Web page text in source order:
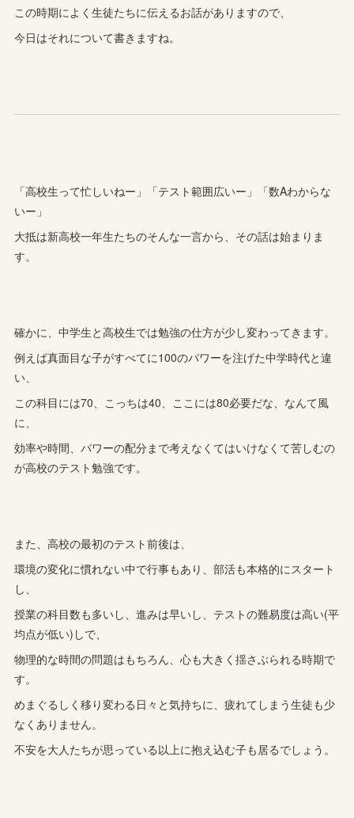
この時期によく生徒たちに伝えるお話がありますので、
今日はそれについて書きますね。
「高校生って忙しいねー」「テスト範囲広いー」「数Aわからな
いー」
大抵は新高校一年生たちのそんな一言から、その話は始まりま
す。
確かに、中学生と高校生では勉強の仕方が少し変わってきます。
例えば真面目な子がすべてに100のパワーを注げた中学時代と違
い、
この科目には70、こっちは40、ここには80必要だな、なんて風
に、
効率や時間、パワーの配分まで考えなくてはいけなくて苦しむの
が高校のテスト勉強です。
また、高校の最初のテスト前後は、
環境の変化に慣れない中で行事もあり、部活も本格的にスタート
し、
授業の科目数も多いし、進みは早いし、テストの難易度は高い(平
均点が低い)しで、
物理的な時間の問題はもちろん、心も大きく揺さぶられる時期で
す。
めまぐるしく移り変わる日々と気持ちに、疲れてしまう生徒も少
なくありません。
不安を大人たちが思っている以上に抱え込む子も居るでしょう。